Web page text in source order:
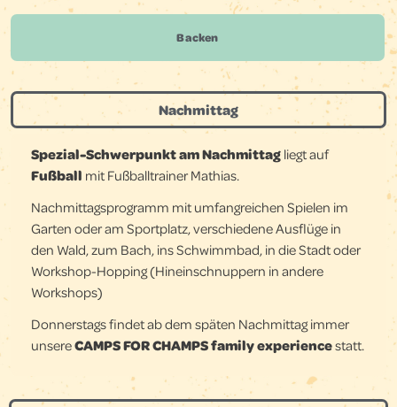
Backen
Nachmittag
Spezial-Schwerpunkt am Nachmittagliegt auf
Fußball mit Fußballtrainer Mathias.
Nachmittagsprogramm mit umfangreichen Spielen im
Garten oder am Sportplatz, verschiedene Ausflüge in
den Wald, zum Bach, ins Schwimmbad, in die Stadt oder
Workshop-Hopping (Hineinschnuppern in andere
Workshops)
Donnerstags findet ab dem späten Nachmittag immer
unsereCAMPS FOR CHAMPS family experiencestatt.